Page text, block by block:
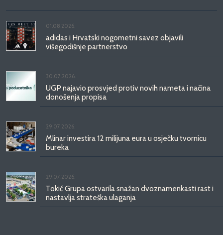
01.08.2026.
adidas i Hrvatski nogometni savez objavili
višegodišnje partnerstvo
30.07.2026.
UGP najavio prosvjed protiv novih nameta i načina
donošenja propisa
29.07.2026.
Mlinar investira 12 milijuna eura u osječku tvornicu
bureka
29.07.2026.
Tokić Grupa ostvarila snažan dvoznamenkasti rast i
nastavlja strateška ulaganja